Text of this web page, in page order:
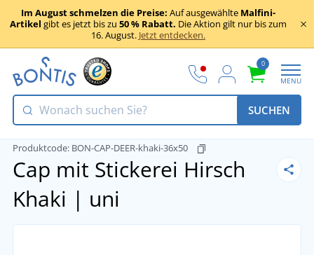
Im August schmelzen die Preise: Auf ausgewählte Malfini-
Artikel gibt es jetzt bis zu 50 % Rabatt. Die Aktion gilt nur bis zum
16. August. Jetzt entdecken.
0
MENU
SUCHEN
Produktcode: BON-CAP-DEER-khaki-36x50
Cap mit Stickerei Hirsch
Khaki | uni